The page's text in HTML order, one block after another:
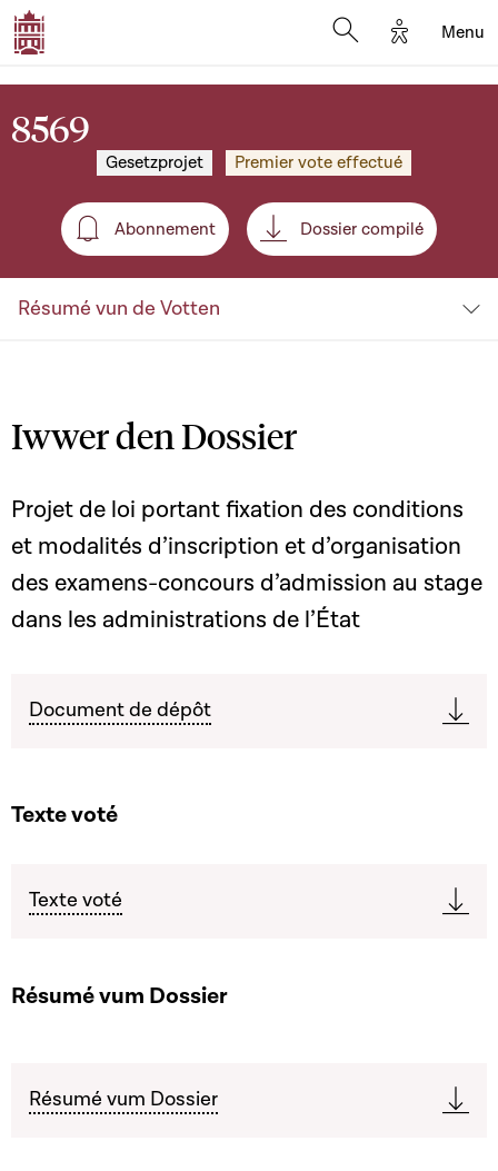
Options
Menu
8569
Gesetzprojet Premier vote effectué
Abonnement
Abonnement Dossier compilé
Résumé vun de Votten
Iwwer den Dossier
Projet de loi portant fixation des conditions
et modalités d’inscription et d’organisation
des examens-concours d’admission au stage
dans les administrations de l’État
Document de dépôt
Texte voté
Texte voté
Résumé vum Dossier
Résumé vum Dossier